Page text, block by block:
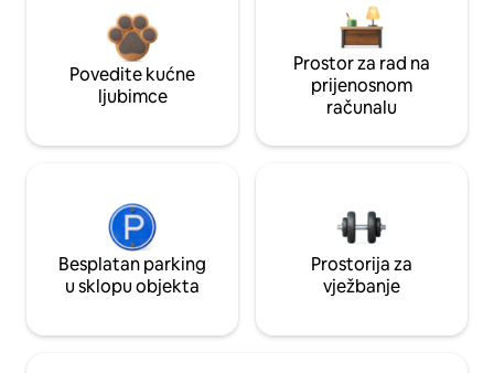
Povedite kućne
ljubimce
Prostor za rad na
prijenosnom
računalu
Besplatan parking
u sklopu objekta
Prostorija za
vježbanje